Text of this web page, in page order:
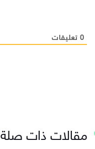
0 تعليقات
مقالات ذات صلة